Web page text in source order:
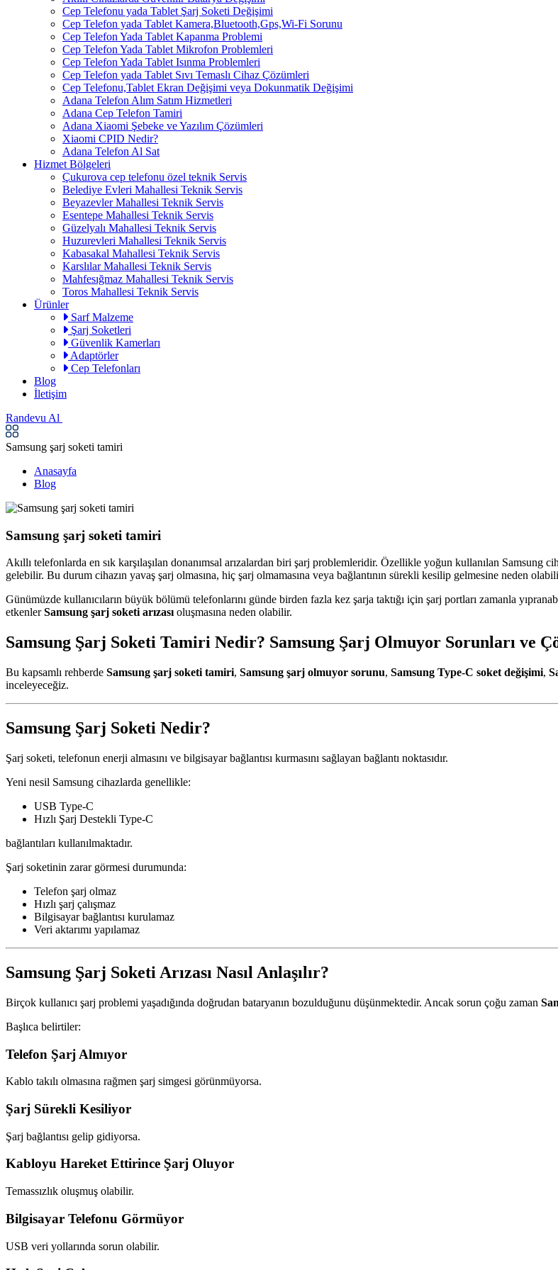
Cep Telefonu yada Tablet Şarj Soketi Değişimi
Cep Telefon yada Tablet Kamera,Bluetooth,Gps,Wi-Fi Sorunu
Cep Telefon Yada Tablet Kapanma Problemi
Cep Telefon Yada Tablet Mikrofon Problemleri
Cep Telefon Yada Tablet Isınma Problemleri
Cep Telefon yada Tablet Sıvı Temaslı Cihaz Çözümleri
Cep Telefonu,Tablet Ekran Değişimi veya Dokunmatik Değişimi
Adana Telefon Alım Satım Hizmetleri
Adana Cep Telefon Tamiri
Adana Xiaomi Şebeke ve Yazılım Çözümleri
Xiaomi CPID Nedir?
Adana Telefon Al Sat
Hizmet Bölgeleri
Çukurova cep telefonu özel teknik Servis
Belediye Evleri Mahallesi Teknik Servis
Beyazevler Mahallesi Teknik Servis
Esentepe Mahallesi Teknik Servis
Güzelyalı Mahallesi Teknik Servis
Huzurevleri Mahallesi Teknik Servis
Kabasakal Mahallesi Teknik Servis
Karslılar Mahallesi Teknik Servis
Mahfesığmaz Mahallesi Teknik Servis
Toros Mahallesi Teknik Servis
Ürünler
Sarf Malzeme
Şarj Soketleri
Güvenlik Kamerları
Adaptörler
Cep Telefonları
Blog
İletişim
Randevu Al
Samsung şarj soketi tamiri
Anasayfa
Blog
Samsung şarj soketi tamiri
Akıllı telefonlarda en sık karşılaşılan donanımsal arızalardan biri şarj problemleridir. Özellikle yoğun kullanılan Samsung
gelebilir. Bu durum cihazın yavaş şarj olmasına, hiç şarj olmamasına veya bağlantının sürekli kesilip gelmesine neden
Günümüzde kullanıcıların büyük bölümü telefonlarını günde birden fazla kez şarja taktığı için şarj portları zamanla
etkenlerSamsung şarj soketi arızasıoluşmasına neden olabilir.
Samsung Şarj Soketi Tamiri Nedir? Samsung Şarj Olmuyor Sorunları ve
Bu kapsamlı rehberde Samsung şarj soketi tamiri, Samsung şarj olmuyor sorunu, Samsung Type-C soket değişimi,
inceleyeceğiz.
Samsung Şarj Soketi Nedir?
Şarj soketi, telefonun enerji almasını ve bilgisayar bağlantısı kurmasını sağlayan bağlantı noktasıdır.
Yeni nesil Samsung cihazlarda genellikle:
USB Type-C
Hızlı Şarj Destekli Type-C
bağlantıları kullanılmaktadır.
Şarj soketinin zarar görmesi durumunda:
Telefon şarj olmaz
Hızlı şarj çalışmaz
Bilgisayar bağlantısı kurulamaz
Veri aktarımı yapılamaz
Samsung Şarj Soketi Arızası Nasıl Anlaşılır?
Birçok kullanıcı şarj problemi yaşadığında doğrudan bataryanın bozulduğunu düşünmektedir. Ancak sorun çoğu zaman
Başlıca belirtiler:
Telefon Şarj Almıyor
Kablo takılı olmasına rağmen şarj simgesi görünmüyorsa.
Şarj Sürekli Kesiliyor
Şarj bağlantısı gelip gidiyorsa.
Kabloyu Hareket Ettirince Şarj Oluyor
Temassızlık oluşmuş olabilir.
Bilgisayar Telefonu Görmüyor
USB veri yollarında sorun olabilir.